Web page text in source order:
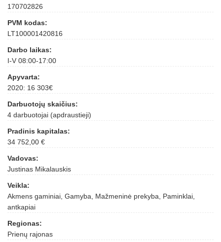
170702826
PVM kodas:
LT100001420816
Darbo laikas:
I-V 08:00-17:00
Apyvarta:
2020: 16 303€
Darbuotojų skaičius:
4 darbuotojai (apdraustieji)
Pradinis kapitalas:
34 752,00 €
Vadovas:
Justinas Mikalauskis
Veikla:
Akmens gaminiai, Gamyba, Mažmeninė prekyba, Paminklai,
antkapiai
Regionas:
Prienų rajonas